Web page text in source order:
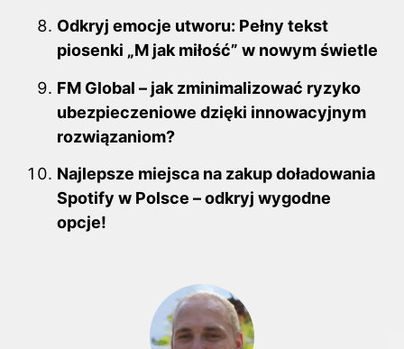
Odkryj emocje utworu: Pełny tekst
piosenki „M jak miłość” w nowym świetle
FM Global – jak zminimalizować ryzyko
ubezpieczeniowe dzięki innowacyjnym
rozwiązaniom?
Najlepsze miejsca na zakup doładowania
Spotify w Polsce – odkryj wygodne
opcje!